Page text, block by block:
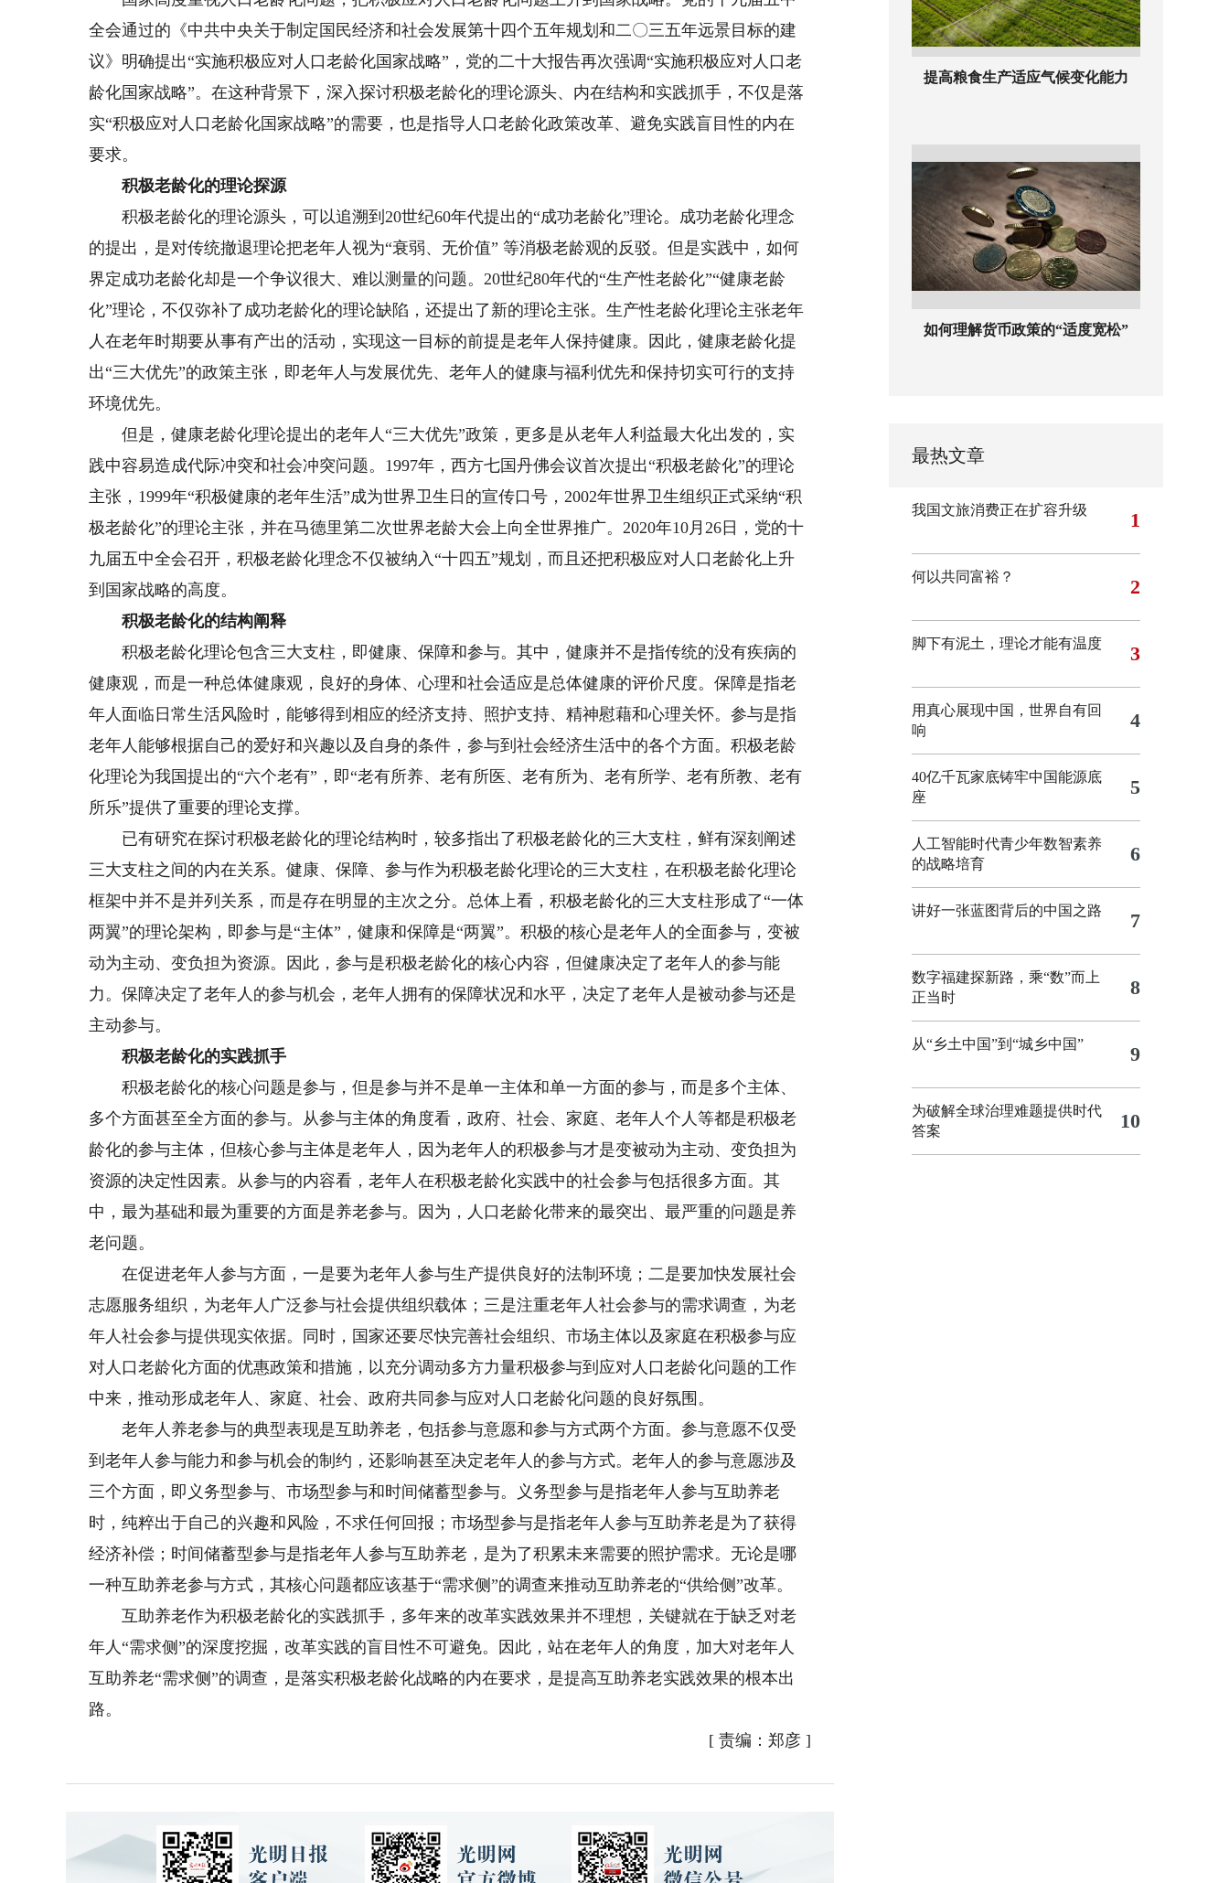
全会通过的《中共中央关于制定国民经济和社会发展第十四个五年规划和二〇三五年远景目标的建
议》明确提出“实施积极应对人口老龄化国家战略”，党的二十大报告再次强调“实施积极应对人口老
龄化国家战略”。在这种背景下，深入探讨积极老龄化的理论源头、内在结构和实践抓手，不仅是落
实“积极应对人口老龄化国家战略”的需要，也是指导人口老龄化政策改革、避免实践盲目性的内在
要求。
积极老龄化的理论探源
积极老龄化的理论源头，可以追溯到20世纪60年代提出的“成功老龄化”理论。成功老龄化理念
的提出，是对传统撤退理论把老年人视为“衰弱、无价值” 等消极老龄观的反驳。但是实践中，如何
界定成功老龄化却是一个争议很大、难以测量的问题。20世纪80年代的“生产性老龄化”“健康老龄
化”理论，不仅弥补了成功老龄化的理论缺陷，还提出了新的理论主张。生产性老龄化理论主张老年
人在老年时期要从事有产出的活动，实现这一目标的前提是老年人保持健康。因此，健康老龄化提
出“三大优先”的政策主张，即老年人与发展优先、老年人的健康与福利优先和保持切实可行的支持
环境优先。
但是，健康老龄化理论提出的老年人“三大优先”政策，更多是从老年人利益最大化出发的，实
践中容易造成代际冲突和社会冲突问题。1997年，西方七国丹佛会议首次提出“积极老龄化”的理论
主张，1999年“积极健康的老年生活”成为世界卫生日的宣传口号，2002年世界卫生组织正式采纳“积
极老龄化”的理论主张，并在马德里第二次世界老龄大会上向全世界推广。2020年10月26日，党的十
九届五中全会召开，积极老龄化理念不仅被纳入“十四五”规划，而且还把积极应对人口老龄化上升
到国家战略的高度。
积极老龄化的结构阐释
积极老龄化理论包含三大支柱，即健康、保障和参与。其中，健康并不是指传统的没有疾病的
健康观，而是一种总体健康观，良好的身体、心理和社会适应是总体健康的评价尺度。保障是指老
年人面临日常生活风险时，能够得到相应的经济支持、照护支持、精神慰藉和心理关怀。参与是指
老年人能够根据自己的爱好和兴趣以及自身的条件，参与到社会经济生活中的各个方面。积极老龄
化理论为我国提出的“六个老有”，即“老有所养、老有所医、老有所为、老有所学、老有所教、老有
所乐”提供了重要的理论支撑。
已有研究在探讨积极老龄化的理论结构时，较多指出了积极老龄化的三大支柱，鲜有深刻阐述
三大支柱之间的内在关系。健康、保障、参与作为积极老龄化理论的三大支柱，在积极老龄化理论
框架中并不是并列关系，而是存在明显的主次之分。总体上看，积极老龄化的三大支柱形成了“一体
两翼”的理论架构，即参与是“主体”，健康和保障是“两翼”。积极的核心是老年人的全面参与，变被
动为主动、变负担为资源。因此，参与是积极老龄化的核心内容，但健康决定了老年人的参与能
力。保障决定了老年人的参与机会，老年人拥有的保障状况和水平，决定了老年人是被动参与还是
主动参与。
积极老龄化的实践抓手
积极老龄化的核心问题是参与，但是参与并不是单一主体和单一方面的参与，而是多个主体、
多个方面甚至全方面的参与。从参与主体的角度看，政府、社会、家庭、老年人个人等都是积极老
龄化的参与主体，但核心参与主体是老年人，因为老年人的积极参与才是变被动为主动、变负担为
资源的决定性因素。从参与的内容看，老年人在积极老龄化实践中的社会参与包括很多方面。其
中，最为基础和最为重要的方面是养老参与。因为，人口老龄化带来的最突出、最严重的问题是养
老问题。
在促进老年人参与方面，一是要为老年人参与生产提供良好的法制环境；二是要加快发展社会
志愿服务组织，为老年人广泛参与社会提供组织载体；三是注重老年人社会参与的需求调查，为老
年人社会参与提供现实依据。同时，国家还要尽快完善社会组织、市场主体以及家庭在积极参与应
对人口老龄化方面的优惠政策和措施，以充分调动多方力量积极参与到应对人口老龄化问题的工作
中来，推动形成老年人、家庭、社会、政府共同参与应对人口老龄化问题的良好氛围。
老年人养老参与的典型表现是互助养老，包括参与意愿和参与方式两个方面。参与意愿不仅受
到老年人参与能力和参与机会的制约，还影响甚至决定老年人的参与方式。老年人的参与意愿涉及
三个方面，即义务型参与、市场型参与和时间储蓄型参与。义务型参与是指老年人参与互助养老
时，纯粹出于自己的兴趣和风险，不求任何回报；市场型参与是指老年人参与互助养老是为了获得
经济补偿；时间储蓄型参与是指老年人参与互助养老，是为了积累未来需要的照护需求。无论是哪
一种互助养老参与方式，其核心问题都应该基于“需求侧”的调查来推动互助养老的“供给侧”改革。
互助养老作为积极老龄化的实践抓手，多年来的改革实践效果并不理想，关键就在于缺乏对老
年人“需求侧”的深度挖掘，改革实践的盲目性不可避免。因此，站在老年人的角度，加大对老年人
互助养老“需求侧”的调查，是落实积极老龄化战略的内在要求，是提高互助养老实践效果的根本出
路。
[ 责编：郑彦]
提高粮食生产适应气候变化能力
如何理解货币政策的“适度宽松”
最热文章
我国文旅消费正在扩容升级 1
何以共同富裕？ 2
脚下有泥土，理论才能有温度 3
用真心展现中国，世界自有回
响
4
40亿千瓦家底铸牢中国能源底
座
5
人工智能时代青少年数智素养
的战略培育
6
讲好一张蓝图背后的中国之路 7
数字福建探新路，乘“数”而上
正当时
8
从“乡土中国”到“城乡中国” 9
为破解全球治理难题提供时代
答案
10